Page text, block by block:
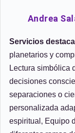
Andrea
Servicios
planetarios y
Lectura simbólica
decisiones
separaciones o
personalizada
espiritual, Equipo